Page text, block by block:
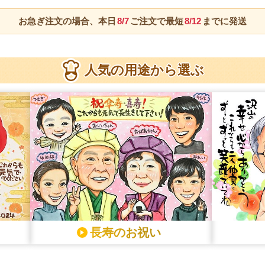
お急ぎ注文の場合、 本日 8/7ご注文で最短8/12 までに発送
人気の用途から選ぶ
長寿のお祝い